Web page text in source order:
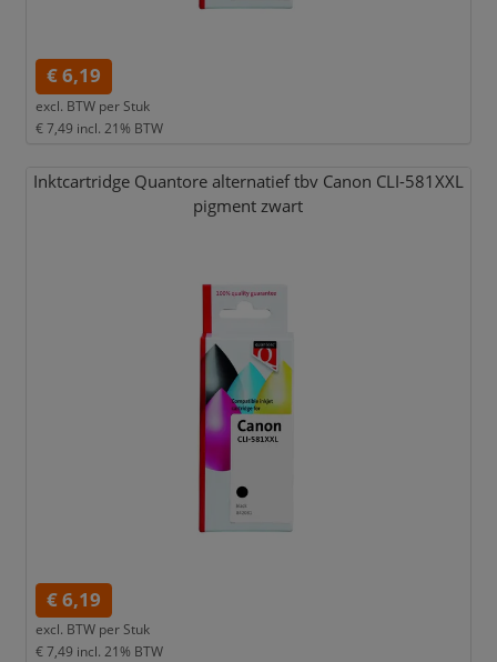
€ 6,19
excl. BTW per Stuk
€ 7,49 incl. 21% BTW
Inktcartridge Quantore alternatief tbv Canon CLI-581XXL
pigment zwart
€ 6,19
excl. BTW per Stuk
€ 7,49 incl. 21% BTW